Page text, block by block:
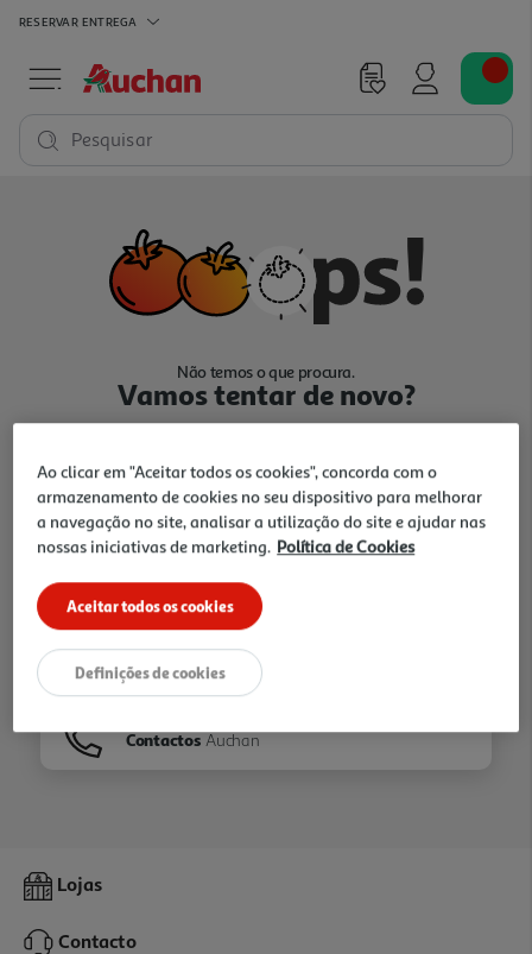
RESERVAR ENTREGA
Pesquisar
Não temos o que procura.
Vamos tentar de novo?
Ir para Homepage
Folhetos
Contactos Auchan
Lojas
Contacto
Ao clicar em "Aceitar todos os cookies", concorda com o
armazenamento de cookies no seu dispositivo para melhorar
a navegação no site, analisar a utilização do site e ajudar nas
nossas iniciativas de marketing. Política de Cookies
Aceitar todos os cookies
Definições de cookies